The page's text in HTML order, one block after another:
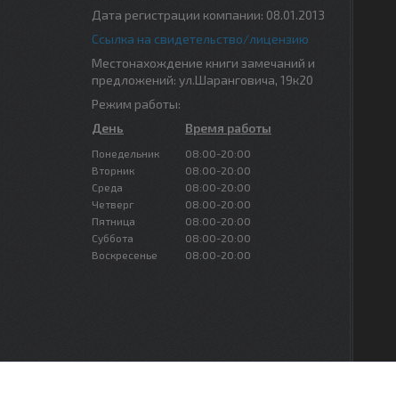
Дата регистрации компании: 08.01.2013
Ссылка на свидетельство/лицензию
Местонахождение книги замечаний и
предложений: ул.Шаранговича, 19к20
Режим работы:
День
Время работы
Понедельник
08:00-20:00
Вторник
08:00-20:00
Среда
08:00-20:00
Четверг
08:00-20:00
Пятница
08:00-20:00
Суббота
08:00-20:00
Воскресенье
08:00-20:00